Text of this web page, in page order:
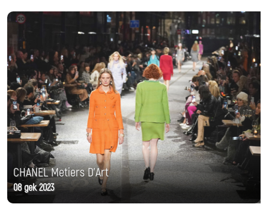
CHANEL Metiers D'Art
08 дек 2023